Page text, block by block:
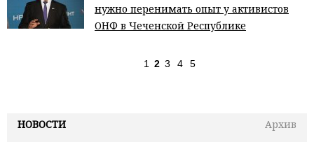
НОВОСТИ
Архив
нужно перенимать опыт у активистов
ОНФ в Чеченской Республике
1 2 3 4 5